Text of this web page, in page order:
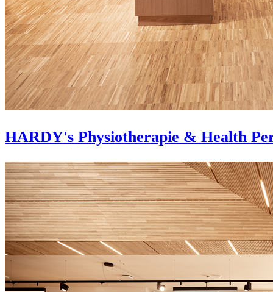
HARDY's Physiotherapie & Health